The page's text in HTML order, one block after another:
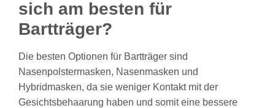
sich am besten für
Bartträger?
Die besten Optionen für Bartträger sind
Nasenpolstermasken, Nasenmasken und
Hybridmasken, da sie weniger Kontakt mit der
Gesichtsbehaarung haben und somit eine bessere